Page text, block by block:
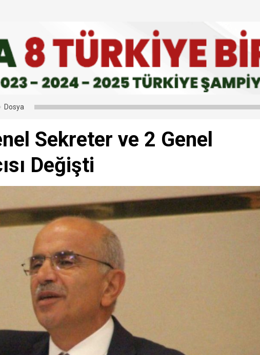
ayrım yapmadan sürdürüyoruz”
10 Kişi Vefat Etti - 6 Ağustos 2026
Dosya
Sekreter ve 2 Genel
Değişti